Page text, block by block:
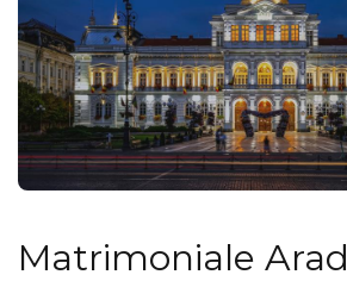
Matrimoniale Arad